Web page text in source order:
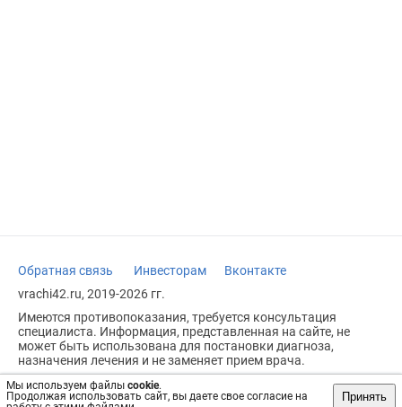
Мы используем файлы cookie.
Продолжая использовать сайт, вы даете свое согласие на
Принять
Обратная связь Инвесторам
Вконтакте
vrachi42.ru, 2019-2026 гг.
Имеются противопоказания, требуется консультация
специалиста. Информация, представленная на сайте, не
может быть использована для постановки диагноза,
назначения лечения и не заменяет прием врача.
Возрастное ограничение: 18+